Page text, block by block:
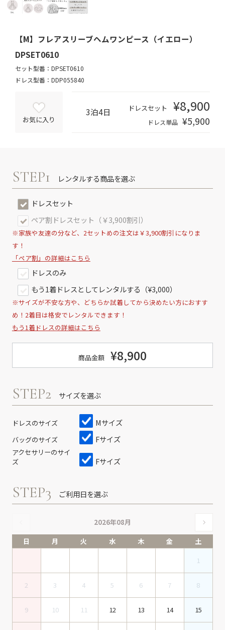
【M】フレアスリーブヘムワンピース（イエロー）
DPSET0610
セット型番：DPSET0610
ドレス型番：DDP055840
お気に入り
3泊4日 ドレスセット ¥8,900
ドレス単品 ¥5,900
STEP1 レンタルする商品を選ぶ
ドレスセット
ペア割ドレスセット（￥3,900割引）
※家族や友達の分など、2セットめの注文は￥3,900割引になりま
す！
「ペア割」の詳細はこちら
ドレスのみ
もう1着ドレスとしてレンタルする（¥3,000）
※サイズが不安な方や、どちらか試着してから決めたい方におすす
め！2着目は格安でレンタルできます！
もう1着ドレスの詳細はこちら
商品金額 ¥8,900
STEP2 サイズを選ぶ
ドレスのサイズ Mサイズ
バッグのサイズ Fサイズ
アクセサリーのサイ
ズ
Fサイズ
STEP3 ご利用日を選ぶ
2026年08月
日
月 火 水 木 金
土
1
2 3 4 5 6 7 8
9 10 11 12 13 14 15